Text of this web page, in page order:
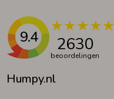
Humpy.nl
9.4 2630
beoordelingen